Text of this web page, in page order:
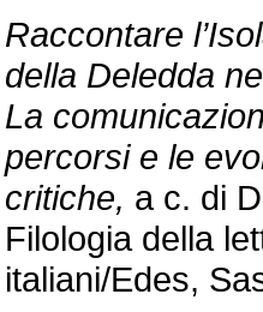
Raccontare
della Deledda
La
percorsi e le
critiche, a c. di
Filologia della
italiani/Edes,